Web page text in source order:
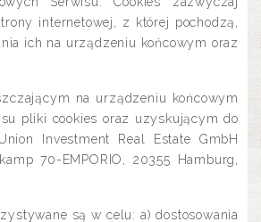
internetowej, z której pochodzą,
ich na urządzeniu końcowym oraz
na urządzeniu końcowym
pliki cookies oraz uzyskującym do
Investment Real Estate GmbH
70-EMPORIO, 20355 Hamburg,
są w celu: a) dostosowania